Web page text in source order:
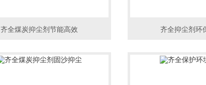
齐全煤炭抑尘剂节能高效 齐全抑尘剂环